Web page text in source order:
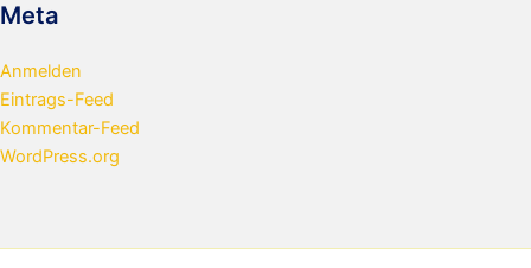
Meta
Anmelden
Eintrags-Feed
Kommentar-Feed
WordPress.org